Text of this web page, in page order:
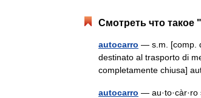
Смотреть что такое
autocarro — s.m. [comp.
destinato al trasporto di
completamente chiusa]
autocarro —